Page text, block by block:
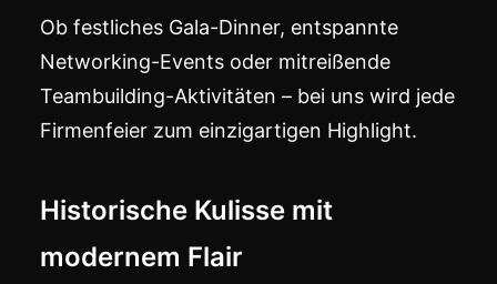
Ob festliches Gala-Dinner, entspannte
Networking-Events oder mitreißende
Teambuilding-Aktivitäten – bei uns wird jede
Firmenfeier zum einzigartigen Highlight.
Historische Kulisse mit
modernem Flair